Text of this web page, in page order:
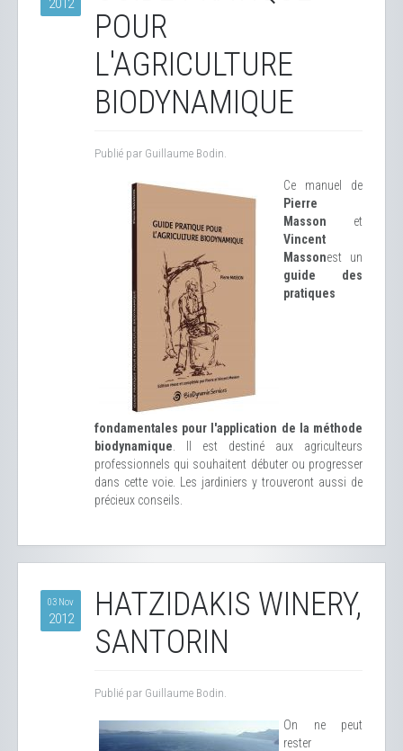
2012
POUR
L'AGRICULTURE
BIODYNAMIQUE
Publié par Guillaume Bodin.
Ce manuel de
Pierre
Masson et
Vincent
Massonest un
guide des
pratiques
fondamentales pour l'application de la méthode
biodynamique . Il est destiné aux agriculteurs
professionnels qui souhaitent débuter ou progresser
dans cette voie. Les jardiniers y trouveront aussi de
précieux conseils.
03 Nov
2012
HATZIDAKIS WINERY,
SANTORIN
Publié par Guillaume Bodin.
On ne peut
rester